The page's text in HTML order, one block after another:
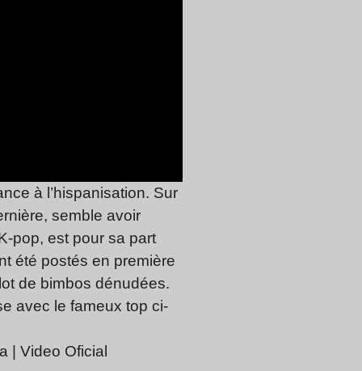
à l’hispanisation. Sur
semble avoir
pop, est pour sa part
été postés en première
de bimbos dénudées.
avec le fameux top ci-
| Video Oficial